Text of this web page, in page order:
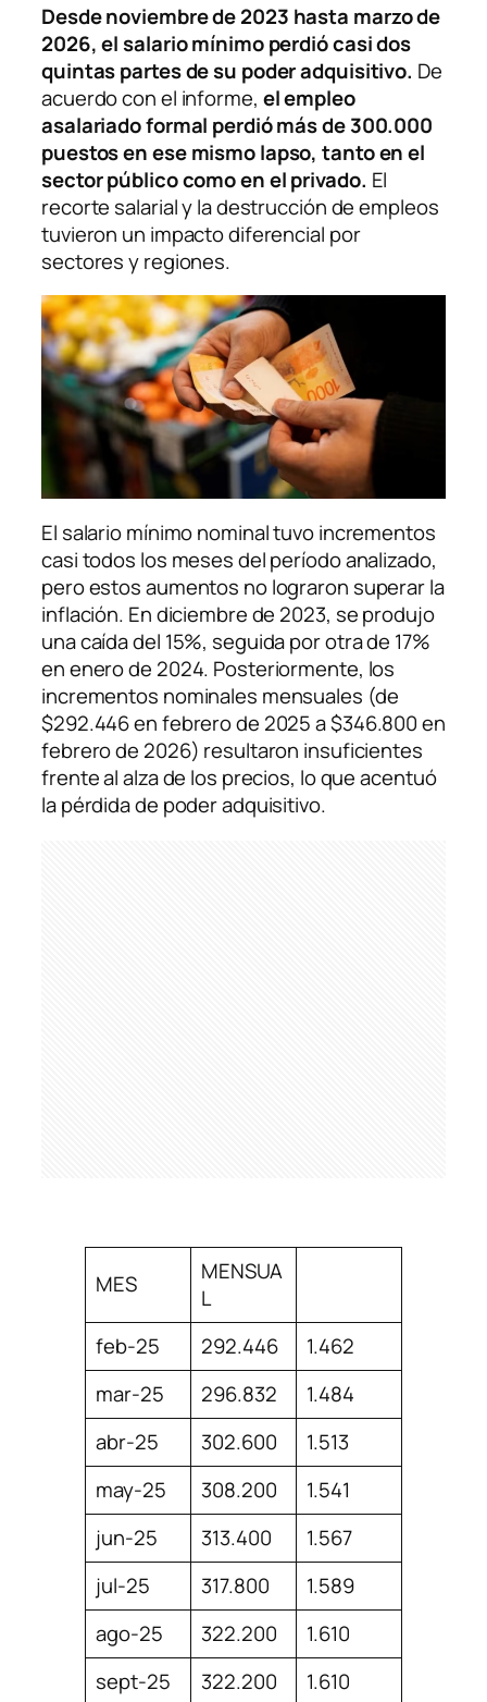
Desde noviembre de 2023 hasta marzo de
2026, el salario mínimo perdió casi dos
quintas partes de su poder adquisitivo. De
acuerdo con el informe, el empleo
asalariado formal perdió más de 300.000
puestos en ese mismo lapso, tanto en el
sector público como en el privado. El
recorte salarial y la destrucción de empleos
tuvieron un impacto diferencial por
sectores y regiones.
El salario mínimo nominal tuvo incrementos
casi todos los meses del período analizado,
pero estos aumentos no lograron superar la
inflación. En diciembre de 2023, se produjo
una caída del 15%, seguida por otra de 17%
en enero de 2024. Posteriormente, los
incrementos nominales mensuales (de
$292.446 en febrero de 2025 a $346.800 en
febrero de 2026) resultaron insuficientes
frente al alza de los precios, lo que acentuó
la pérdida de poder adquisitivo.
MES
MENSUA
L
feb-25
292.446
1.462
mar-25
296.832
1.484
abr-25
302.600
1.513
may-25
308.200
1.541
jun-25
313.400
1.567
jul-25
317.800
1.589
ago-25
322.200
1.610
sept-25
322.200 1.610